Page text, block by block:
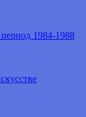
1984-1988